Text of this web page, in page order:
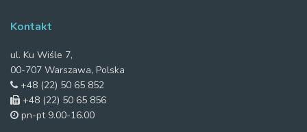
Kontakt
ul. Ku Wiśle 7,
00-707 Warszawa, Polska
+48 (22) 50 65 852
+48 (22) 50 65 856
pn-pt 9.00-16.00